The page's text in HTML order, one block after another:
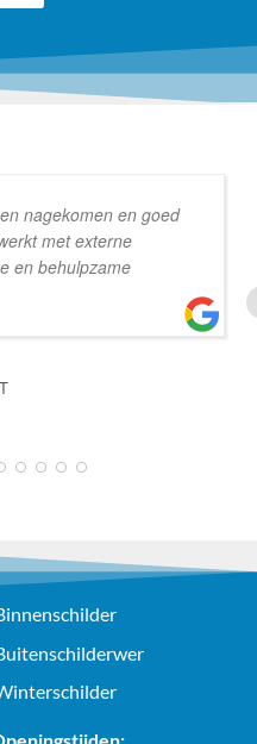
nagekomen en goed
met externe
en behulpzame
7 8 9 10